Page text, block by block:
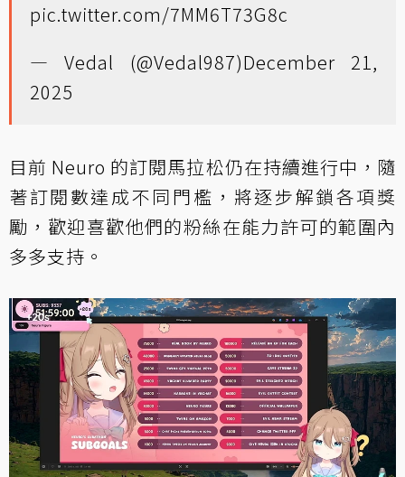
pic.twitter.com/7MM6T73G8c
— Vedal (@Vedal987)December 21,
2025
目前 Neuro 的訂閱馬拉松仍在持續進行中，隨
著訂閱數達成不同門檻，將逐步解鎖各項獎
勵，歡迎喜歡他們的粉絲在能力許可的範圍內
多多支持。